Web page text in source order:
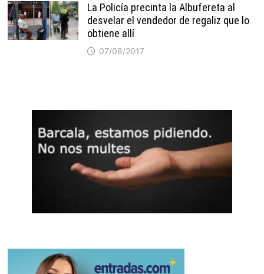
La Policía precinta la Albufereta al
desvelar el vendedor de regaliz que lo
obtiene allí
07/08/2017